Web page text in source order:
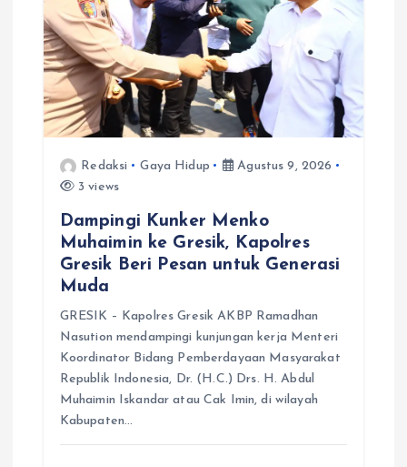
o
s
Redaksi Gaya Hidup
Agustus 9, 2026
3 views
Dampingi Kunker Menko
Muhaimin ke Gresik, Kapolres
Gresik Beri Pesan untuk Generasi
Muda
GRESIK – Kapolres Gresik AKBP Ramadhan
Nasution mendampingi kunjungan kerja Menteri
Koordinator Bidang Pemberdayaan Masyarakat
Republik Indonesia, Dr. (H.C.) Drs. H. Abdul
Muhaimin Iskandar atau Cak Imin, di wilayah
Kabupaten…